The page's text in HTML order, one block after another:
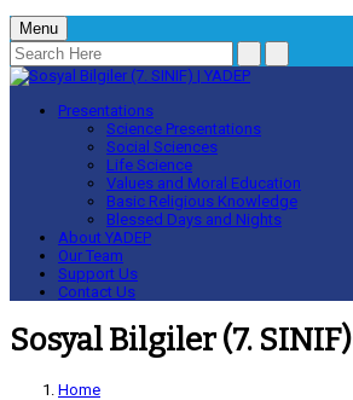
Menu
Presentations
Science Presentations
Social Sciences
Life Science
Values and Moral Education
Basic Religious Knowledge
Blessed Days and Nights
About YADEP
Our Team
Support Us
Contact Us
Sosyal Bilgiler (7. SINIF)
Home